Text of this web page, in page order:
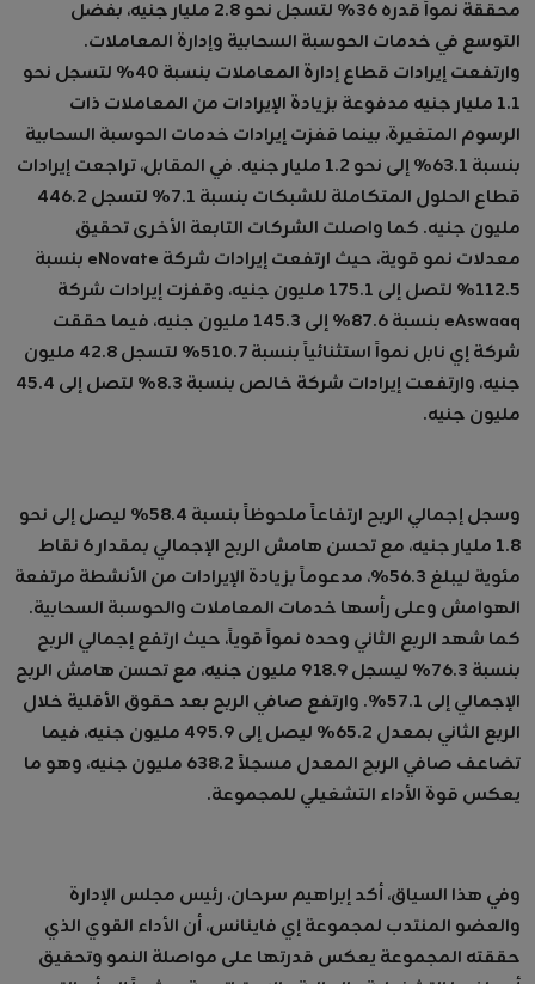
محققة نمواً قدره 36% لتسجل نحو 2.8 مليار جنيه، بفضل
التوسع في خدمات الحوسبة السحابية وإدارة المعاملات.
وارتفعت إيرادات قطاع إدارة المعاملات بنسبة 40% لتسجل نحو
1.1 مليار جنيه مدفوعة بزيادة الإيرادات من المعاملات ذات
الرسوم المتغيرة، بينما قفزت إيرادات خدمات الحوسبة السحابية
بنسبة 63.1% إلى نحو 1.2 مليار جنيه. في المقابل، تراجعت إيرادات
قطاع الحلول المتكاملة للشبكات بنسبة 7.1% لتسجل 446.2
مليون جنيه. كما واصلت الشركات التابعة الأخرى تحقيق
معدلات نمو قوية، حيث ارتفعت إيرادات شركة eNovate بنسبة
112.5% لتصل إلى 175.1 مليون جنيه، وقفزت إيرادات شركة
eAswaaq بنسبة 87.6% إلى 145.3 مليون جنيه، فيما حققت
شركة إي نابل نمواً استثنائياً بنسبة 510.7% لتسجل 42.8 مليون
جنيه، وارتفعت إيرادات شركة خالص بنسبة 8.3% لتصل إلى 45.4
مليون جنيه.
وسجل إجمالي الربح ارتفاعاً ملحوظاً بنسبة 58.4% ليصل إلى نحو
1.8 مليار جنيه، مع تحسن هامش الربح الإجمالي بمقدار 6 نقاط
مئوية ليبلغ 56.3%، مدعوماً بزيادة الإيرادات من الأنشطة مرتفعة
الهوامش وعلى رأسها خدمات المعاملات والحوسبة السحابية.
كما شهد الربع الثاني وحده نمواً قوياً، حيث ارتفع إجمالي الربح
بنسبة 76.3% ليسجل 918.9 مليون جنيه، مع تحسن هامش الربح
الإجمالي إلى 57.1%. وارتفع صافي الربح بعد حقوق الأقلية خلال
الربع الثاني بمعدل 65.2% ليصل إلى 495.9 مليون جنيه، فيما
تضاعف صافي الربح المعدل مسجلاً 638.2 مليون جنيه، وهو ما
يعكس قوة الأداء التشغيلي للمجموعة.
وفي هذا السياق، أكد إبراهيم سرحان، رئيس مجلس الإدارة
والعضو المنتدب لمجموعة إي فاينانس، أن الأداء القوي الذي
حققته المجموعة يعكس قدرتها على مواصلة النمو وتحقيق